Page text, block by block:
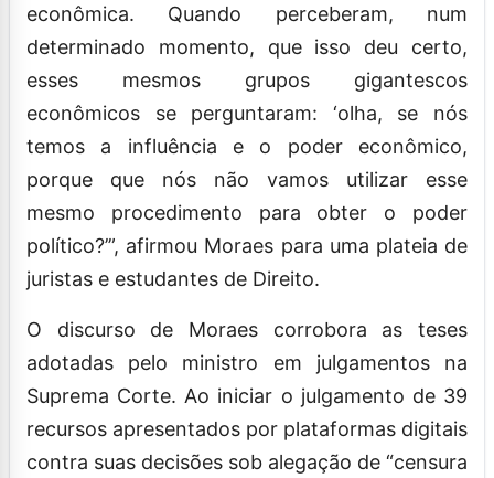
econômica. Quando perceberam, num
determinado momento, que isso deu certo,
esses mesmos grupos gigantescos
econômicos se perguntaram: ‘olha, se nós
temos a influência e o poder econômico,
porque que nós não vamos utilizar esse
mesmo procedimento para obter o poder
político?’”, afirmou Moraes para uma plateia de
juristas e estudantes de Direito.
O discurso de Moraes corrobora as teses
adotadas pelo ministro em julgamentos na
Suprema Corte. Ao iniciar o julgamento de 39
recursos apresentados por plataformas digitais
contra suas decisões sob alegação de “censura